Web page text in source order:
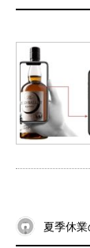
夏季休